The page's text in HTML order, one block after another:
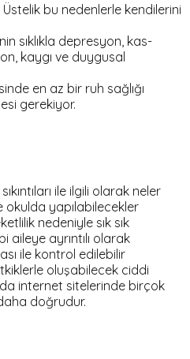
bu nedenlerle kendilerini
sıklıkla depresyon, kas-
kaygı ve duygusal
en az bir ruh sağlığı
gerekiyor.
ile ilgili olarak neler
okulda yapılabilecekler
nedeniyle sık sık
ayrıntılı olarak
ile kontrol edilebilir
oluşabilecek ciddi
internet sitelerinde birçok
doğrudur.